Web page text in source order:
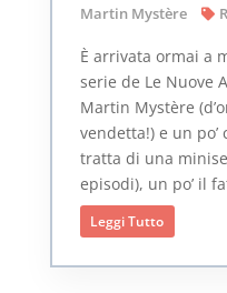
Martin Mystère
È arrivata ormai a
serie de Le Nuove
Martin Mystère
vendetta!) e un
tratta di una
episodi), un po’ il
Leggi Tutto